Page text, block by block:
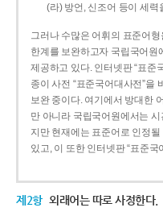
(라) 방언, 신조어 등이 세력
그러나 수많은 어휘의 표준어
한계를 보완하고자 국립국어원
제공하고 있다. 인터넷판 “표준
종이 사전 “표준국어대사전”을
보완 중이다. 여기에서 방대한
만 아니라 국립국어원에서는
지만 현재에는 표준어로 인정
있고, 이 또한 인터넷판 “표준
제2항 외래어는 따로 사정한다.